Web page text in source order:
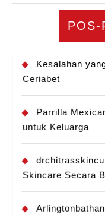
POS-
Kesalahan
Ceriabet
Parrilla
untuk Keluarga
Skincare Secara